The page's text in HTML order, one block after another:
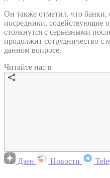
Он также отметил, что
посредники, содействующие
столкнутся с серьезными
продолжит сотрудничество
данном вопросе.
Читайте нас в
Дзен Новости